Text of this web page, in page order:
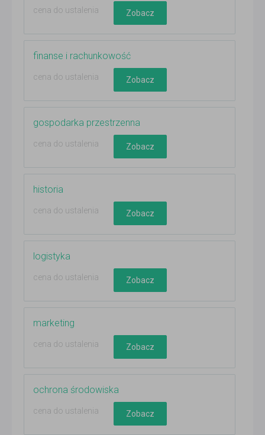
cena do ustalenia Zobacz
finanse i rachunkowość
cena do ustalenia Zobacz
gospodarka przestrzenna
cena do ustalenia Zobacz
historia
cena do ustalenia Zobacz
logistyka
cena do ustalenia Zobacz
marketing
cena do ustalenia Zobacz
ochrona środowiska
cena do ustalenia Zobacz